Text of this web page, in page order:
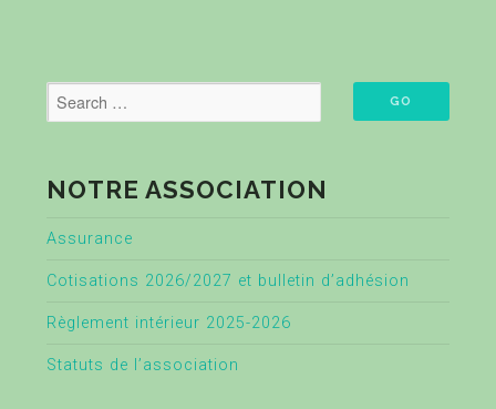
NOTRE ASSOCIATION
Assurance
Cotisations 2026/2027 et bulletin d’adhésion
Règlement intérieur 2025-2026
Statuts de l’association